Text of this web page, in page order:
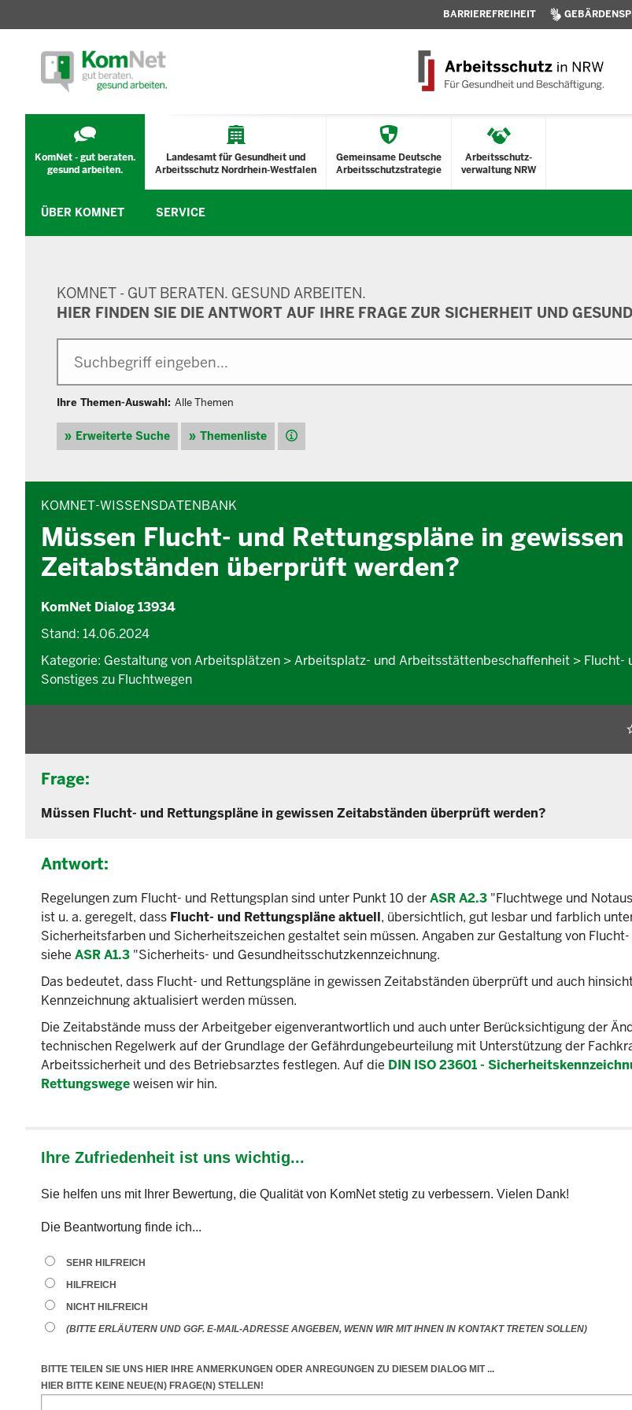
BARRIEREFREIHEIT
KomNet - gut beraten.
gesund arbeiten.
Landesamt für Gesundheit und
Arbeitsschutz Nordrhein-Westfalen
Gemeinsame Deutsche
Arbeitsschutzstrategie
Arbeitsschutz-
verwaltung NRW
ÜBER KOMNET SERVICE
KOMNET - GUT BERATEN. GESUND ARBEITEN.
HIER FINDEN SIE DIE ANTWORT AUF IHRE FRAGE ZUR SICHERHEIT UND
Ihre Themen-Auswahl: Alle Themen
Erweiterte Suche Themenliste Hilfe
KOMNET-WISSENSDATENBANK
Müssen Flucht- und Rettungspläne in gewissen
Zeitabständen überprüft werden?
KomNet Dialog 13934
Stand: 14.06.2024
Kategorie: Gestaltung von Arbeitsplätzen > Arbeitsplatz- und Arbeitsstättenbeschaffenheit > Flucht-
Sonstiges zu Fluchtwegen
Frage:
Müssen Flucht- und Rettungspläne in gewissen Zeitabständen überprüft werden?
Antwort:
Regelungen zum Flucht- und Rettungsplan sind unter Punkt 10 derASR A2.3 "Fluchtwege und
ist u. a. geregelt, dass Flucht- und Rettungspläne aktuell, übersichtlich, gut lesbar und farblich
Sicherheitsfarben und Sicherheitszeichen gestaltet sein müssen. Angaben zur Gestaltung von
siehe ASR A1.3 "Sicherheits- und Gesundheitsschutzkennzeichnung.
Das bedeutet, dass Flucht- und Rettungspläne in gewissen Zeitabständen überprüft und auch
Kennzeichnung aktualisiert werden müssen.
Die Zeitabstände muss der Arbeitgeber eigenverantwortlich und auch unter Berücksichtigung der
technischen Regelwerk auf der Grundlage der Gefährdungebeurteilung mit Unterstützung der
Arbeitssicherheit und des Betriebsarztes festlegen. Auf die DIN ISO 23601 -
Rettungswegeweisen wir hin.